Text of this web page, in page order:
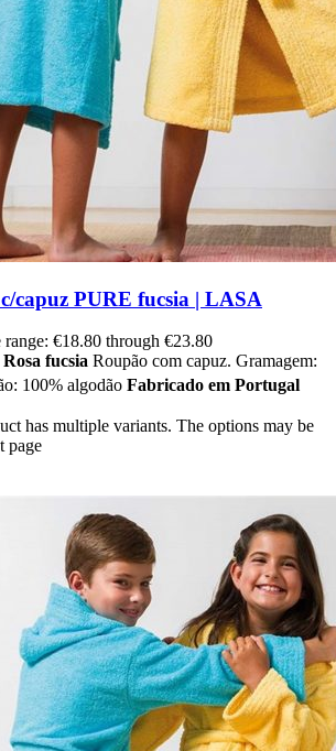
capuz PURE fucsia | LASA
range: €18.80 through €23.80
fucsia Roupão com capuz. Gramagem:
100% algodão Fabricado em Portugal
has multiple variants. The options may be
page